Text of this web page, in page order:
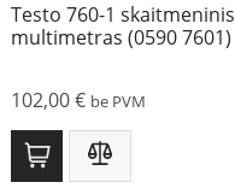
Testo 760-1 skaitmeninis
multimetras (0590 7601)
102,00€ be PVM